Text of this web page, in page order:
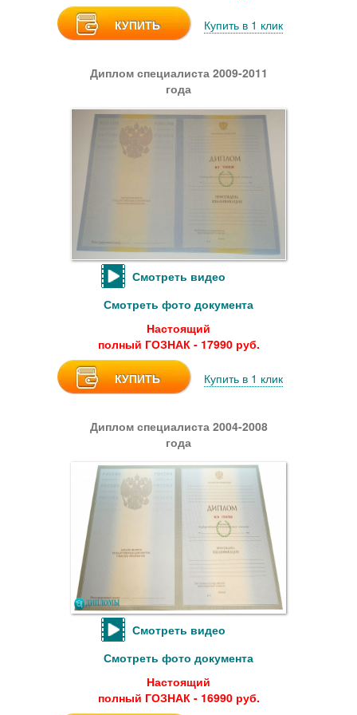
КУПИТЬ Купить в 1 клик
Диплом специалиста 2009-2011
года
Смотреть видео
Смотреть фото документа
Настоящий
полный ГОЗНАК - 17990 руб.
КУПИТЬ Купить в 1 клик
Диплом специалиста 2004-2008
года
Смотреть видео
Смотреть фото документа
Настоящий
полный ГОЗНАК - 16990 руб.